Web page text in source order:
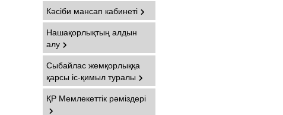
Кәсіби мансап кабинеті
Нашақорлықтың алдын
алу
Сыбайлас жемқорлыққа
қарсы іс-қимыл туралы
ҚР Мемлекеттік рәміздері